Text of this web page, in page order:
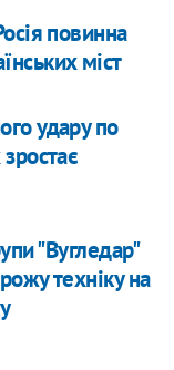
повинна
міст
удару по
"Вугледар"
техніку на